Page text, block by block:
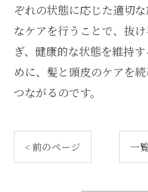
ぞれの状態に応じた適切
なケアを行うことで、抜
ぎ、健康的な状態を維持
めに、髪と頭皮のケアを
つながるのです。
< 前のページ 一